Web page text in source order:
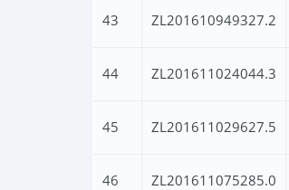
43 ZL201610949327.2
44 ZL201611024044.3
45 ZL201611029627.5
46 ZL201611075285.0